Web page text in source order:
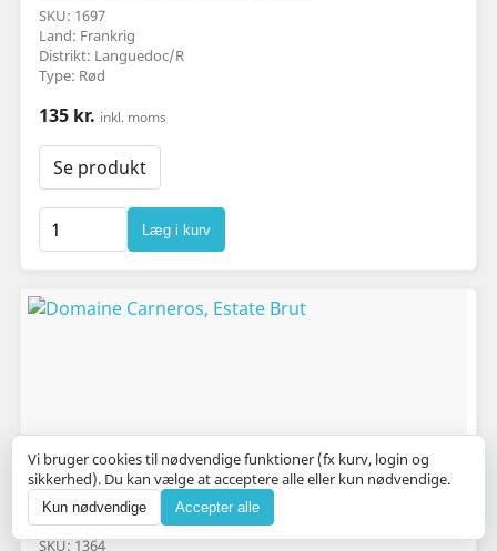
SKU: 1697
Land: Frankrig
Distrikt: Languedoc/R
Type: Rød
135 kr. inkl. moms
Se produkt
Læg i kurv
Domaine Carneros, Estate Brut
SKU: 1364
Vi bruger cookies til nødvendige funktioner (fx kurv, login og
sikkerhed). Du kan vælge at acceptere alle eller kun nødvendige.
Kun nødvendige Accepter alle